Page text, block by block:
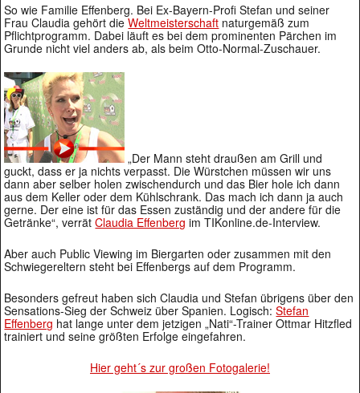
So wie Familie Effenberg. Bei Ex-Bayern-Profi Stefan und seiner
Frau Claudia gehört dieWeltmeisterschaft naturgemäß zum
Pflichtprogramm. Dabei läuft es bei dem prominenten Pärchen im
Grunde nicht viel anders ab, als beim Otto-Normal-Zuschauer.
„Der Mann steht draußen am Grill und
guckt, dass er ja nichts verpasst. Die Würstchen müssen wir uns
dann aber selber holen zwischendurch und das Bier hole ich dann
aus dem Keller oder dem Kühlschrank. Das mach ich dann ja auch
gerne. Der eine ist für das Essen zuständig und der andere für die
Getränke“, verrätClaudia Effenberg im TIKonline.de-Interview.
Aber auch Public Viewing im Biergarten oder zusammen mit den
Schwiegereltern steht bei Effenbergs auf dem Programm.
Besonders gefreut haben sich Claudia und Stefan übrigens über den
Sensations-Sieg der Schweiz über Spanien. Logisch:Stefan
Effenberg hat lange unter dem jetzigen „Nati“-Trainer Ottmar Hitzfled
trainiert und seine größten Erfolge eingefahren.
Hier geht´s zur großen Fotogalerie!